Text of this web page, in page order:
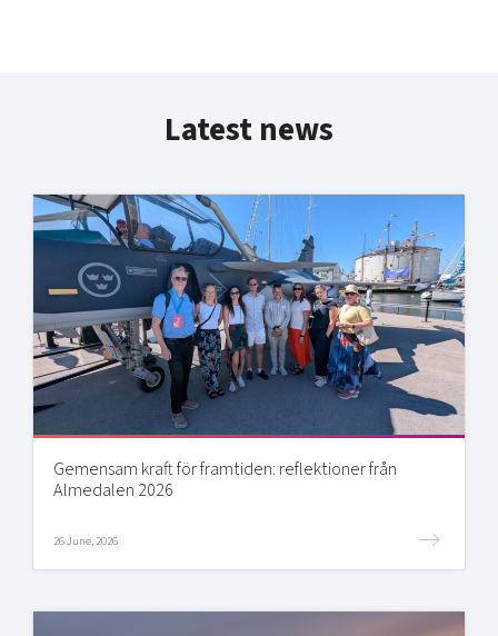
Latest news
Gemensam kraft för framtiden: reflektioner från
Almedalen 2026
26 June, 2026